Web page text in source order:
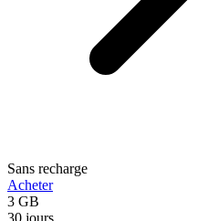
Sans recharge
Acheter
3 GB
30 jours